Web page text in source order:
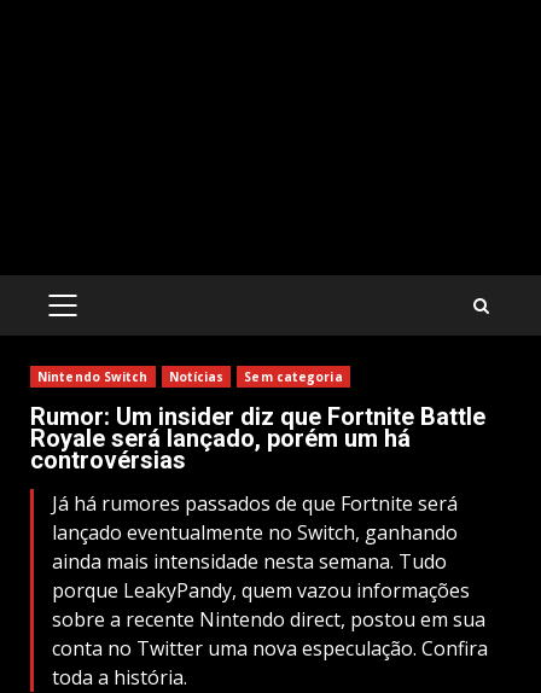
PRIMARY
Nintendo Switch Notícias Sem categoria
Rumor: Um insider diz que Fortnite Battle
Royale será lançado, porém um há
controvérsias
Já há rumores passados de que Fortnite será
lançado eventualmente no Switch, ganhando
ainda mais intensidade nesta semana. Tudo
porque LeakyPandy, quem vazou informações
sobre a recente Nintendo direct, postou em sua
conta no Twitter uma nova especulação. Confira
toda a história.